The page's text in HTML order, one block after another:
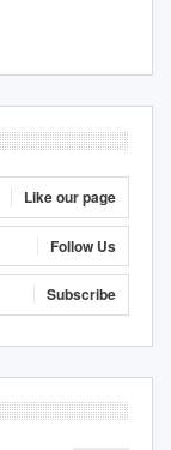
Like our page
Follow Us
Subscribe